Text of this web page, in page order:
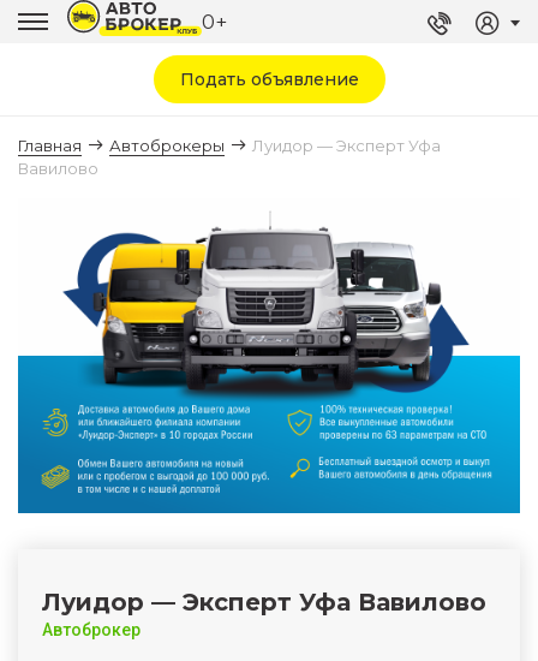
0+
Подать объявление
Главная Автоброкеры
Луидор — Эксперт Уфа
Вавилово
Луидор — Эксперт Уфа Вавилово
Автоброкер